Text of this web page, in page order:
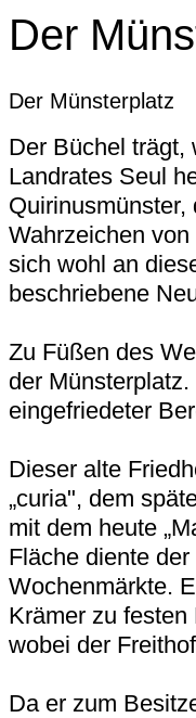
Der
Der Münsterplatz
Der Büchel trägt,
Landrates Seul
Wahrzeichen
sich wohl an
beschriebene
Zu Füßen des
der
eingefriedeter
Dieser alte
„curia", dem
mit dem heute
Fläche diente
Wochenmärkte.
Krämer zu
wobei der
Da er zum